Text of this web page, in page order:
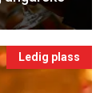
Ledig plass